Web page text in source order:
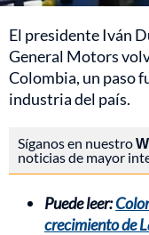
El presidente Iván
General Motors
Colombia, un paso
industria del país.
Síganos en nuestro
noticias de mayor
Puede leer:
crecimiento de